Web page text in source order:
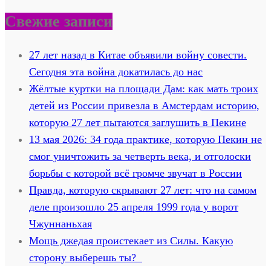
Свежие записи
27 лет назад в Китае объявили войну совести.
Сегодня эта война докатилась до нас
Жёлтые куртки на площади Дам: как мать троих
детей из России привезла в Амстердам историю,
которую 27 лет пытаются заглушить в Пекине
13 мая 2026: 34 года практике, которую Пекин не
смог уничтожить за четверть века, и отголоски
борьбы с которой всё громче звучат в России
Правда, которую скрывают 27 лет: что на самом
деле произошло 25 апреля 1999 года у ворот
Чжуннаньхая
Мощь джедая проистекает из Силы. Какую
сторону выберешь ты?